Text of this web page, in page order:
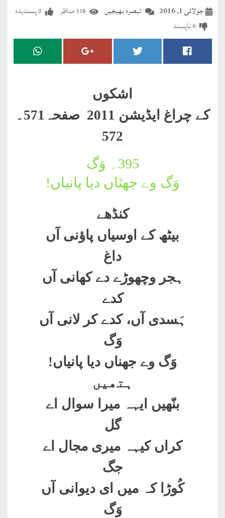
مضطرؔ
دستِ
درعدن
تبصرہ بھیجیں جولائی 1, 2016 518مناظر 0پسندیدہ
0ناپسند
اشکوں
کے چراغ ایڈیشن 2011 صفحہ571۔
572
395۔
وَگ
وَگ وے جھنَاں دیا پانیاں!
کنڈھے
بیٹھ کے اوسیاں پاؤنی آں
داغ
ہجر وچھوڑے دے کھانی آں
کدے
ہَسدی آں، کدے کر لانی آں
وَگ
وَگ وے جھناں دیا پانیاں!
ہتھیں
بنّھیں ایہہ میرا سوال اے
گل
کراں کیہہ میری مجال اے
جگ
کُوڑا کہ میں ای دیوانی آں
وَگ